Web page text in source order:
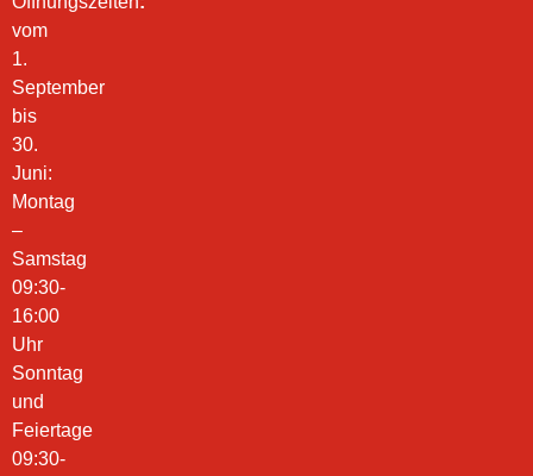
vom
1.
September
bis
30.
Juni:
Montag
–
Samstag
09:30-
16:00
Uhr
Sonntag
und
Feiertage
09:30-